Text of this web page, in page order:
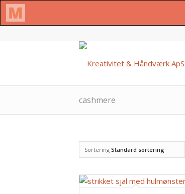
cashmere
Sortering Standard sortering